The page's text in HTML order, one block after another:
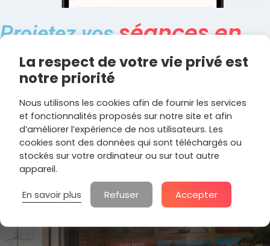
Projetez vosséances en
temps réelsur votre
smartphone, tablette ou tv et
appliquez votre méthode de
transformation guidée grâce
à nos experts
La respect de votre vie privé est
notre priorité
Nous utilisons les cookies afin de fournir les services
et fonctionnalités proposés sur notre site et afin
d’améliorer l’expérience de nos utilisateurs. Les
cookies sont des données qui sont téléchargés ou
stockés sur votre ordinateur ou sur tout autre
appareil.
En savoir plus Refuser Accepter